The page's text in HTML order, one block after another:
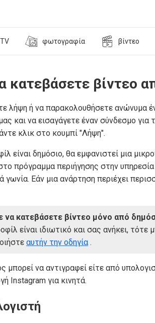
φωτογραφία βίντεο
κατεβάσετε βίντεο
λήψη ή να παρακολουθήσετε ανώνυμα
και να εισαγάγετε έναν σύνδεσμο
κλικ στο κουμπί "Λήψη".
είναι δημόσιο, θα εμφανιστεί μια
πρόγραμμα περιήγησης στην
γωνία. Εάν μια ανάρτηση περιέχει
να κατεβάσετε βίντεο μόνο από
είναι ιδιωτικό και σας ανήκει,
αυτήν την οδηγία.
μπορεί να αντιγραφεί είτε από
Instagram για κινητά.